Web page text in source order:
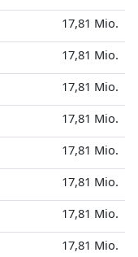
17,81 Mio.
17,81 Mio.
17,81 Mio.
17,81 Mio.
17,81 Mio.
17,81 Mio.
17,81 Mio.
17,81 Mio.